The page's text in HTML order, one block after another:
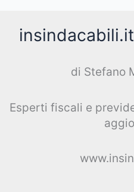
di Stefano
Esperti fiscali e